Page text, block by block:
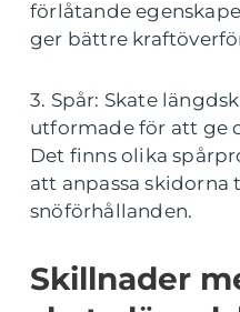
förlåtande
ger bättre
3. Spår: Skate
utformade för att ge
Det finns olika
att anpassa
snöförhållanden.
Skillnader